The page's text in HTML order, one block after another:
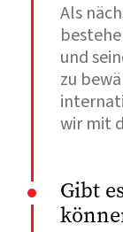
Als
und
zu
wir mit
Gibt